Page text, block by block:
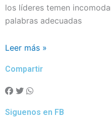
los líderes temen
palabras adecuadas
Leer más »
Compartir
Siguenos en FB